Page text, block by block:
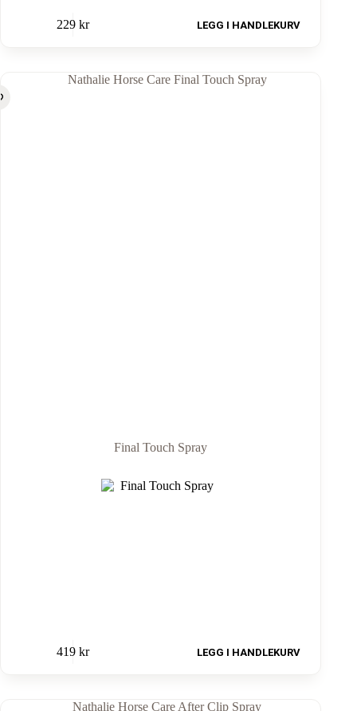
229 kr LEGG I HANDLEKURV
Final Touch Spray
419 kr LEGG I HANDLEKURV